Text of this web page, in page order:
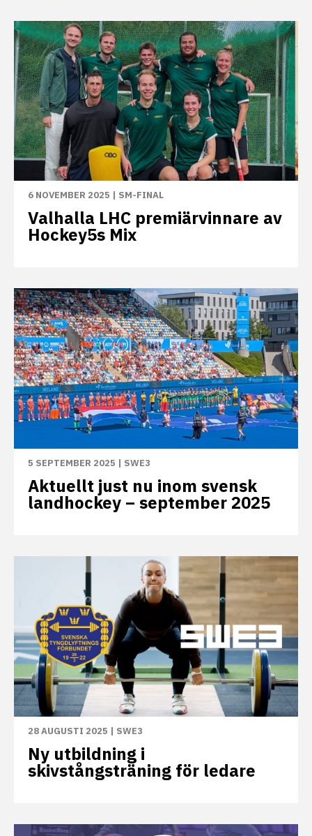
6 NOVEMBER 2025 SM-FINAL
Valhalla LHC premiärvinnare av
Hockey5s Mix
5 SEPTEMBER 2025 | SWE3
Aktuellt just nu inom svensk
landhockey – september 2025
28 AUGUSTI 2025 | SWE3
Ny utbildning i
skivstångsträning för ledare